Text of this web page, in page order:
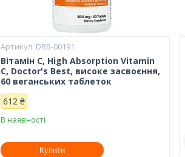
DRB-00191
Вітамін С, High Absorption Vitamin
C, Doctor's Best, високе засвоєння,
60 веганських таблеток
612 ₴
В наявності
Купити